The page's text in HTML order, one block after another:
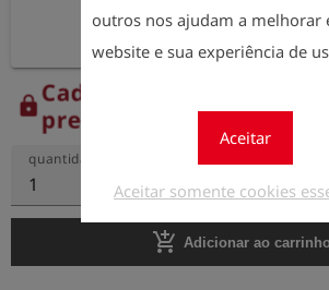
outros nos ajudam a melhorar
website e sua experiência de
Aceitar
Aceitar somente cookies
lockCadastre-se agora para
preços.
quantidade
1
add_shopping_cart Adicionar ao